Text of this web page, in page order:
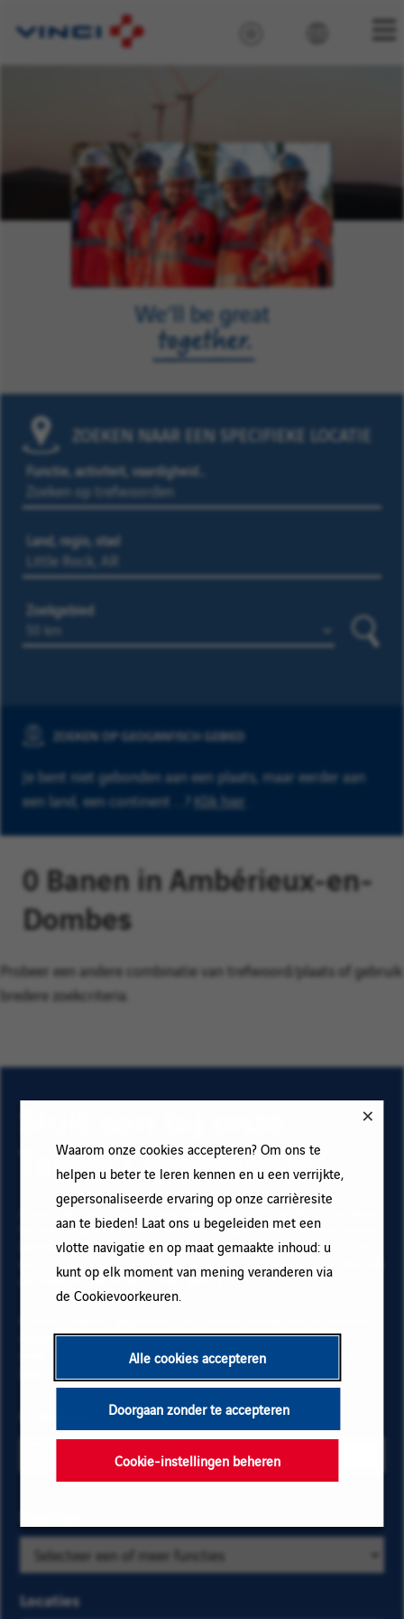
Waarom onze cookies accepteren? Om ons te
helpen u beter te leren kennen en u een verrijkte,
gepersonaliseerde ervaring op onze carrièresite
aan te bieden! Laat ons u begeleiden met een
vlotte navigatie en op maat gemaakte inhoud: u
kunt op elk moment van mening veranderen via
de Cookievoorkeuren.
Alle cookies accepteren
Doorgaan zonder te accepteren
Cookie-instellingen beheren
ZOEKEN NAAR EEN SPECIFIEKE LOCATIE
Functie, activiteit, vaardigheid…
Land, regio, stad
Zoekgebied
ZOEKEN OP GEOGRAFISCH GEBIED
Je bent niet gebonden aan een plaats, maar eerder aan
een land, een continent ...? Klik hier
0 Banen in Ambérieux-en-
Dombes
Probeer een andere combinatie van trefwoord/plaats of gebruik
bredere zoekcriteria.
Sluit aan bij onze
Talent Community!
Abonneer op onze e-mail alerts om ons vacature aanbod
te ontvangen en informatie te krijgen over nieuwe banen
binnen Vinci. Vul uw e-mailadres en voorkeuren in. Klik
op "Toevoegen" en vervolgens op "Abonneren" en blijf op
de hoogte via onze e-mail alerts!
registreren voor de email alerts. Voor meer informatie
over het beheer van uw gegevens en over uw rechten,
bedrijfs- en
locatiecriteria
vacatures te
op
categorie
kies
Locaties